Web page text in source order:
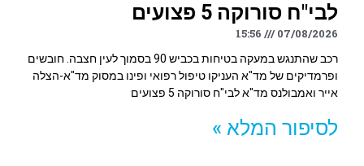
לבי"ח סורוקה 5 פצועים
07/08/2026
רכב שהתנגש במעקה בטיחות בכביש 90 בסמוך לעין חצבה. חובשים
ופרמדיקים של מד"א העניקו טיפול רפואי ופינו במסוק מד"א-הצלה
אייר ואמבולנס מד"א לבי"ח סורוקה 5 פצועים
לסיפור המלא »